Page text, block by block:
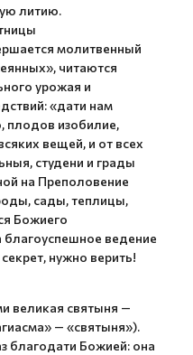
литию.
молитвенный
читаются
урожая и
«дати нам
плодов изобилие,
вещей, и от всех
студени и грады
на Преполовение
сады, теплицы,
Божиего
ведение
нужно верить!
великая святыня —
— «святыня»).
благодати Божией: она